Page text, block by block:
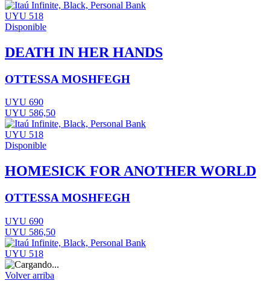
UYU 518
Disponible
DEATH IN HER HANDS
OTTESSA MOSHFEGH
UYU 690
UYU 586,50
UYU 518
Disponible
HOMESICK FOR ANOTHER WORLD
OTTESSA MOSHFEGH
UYU 690
UYU 586,50
UYU 518
Volver arriba